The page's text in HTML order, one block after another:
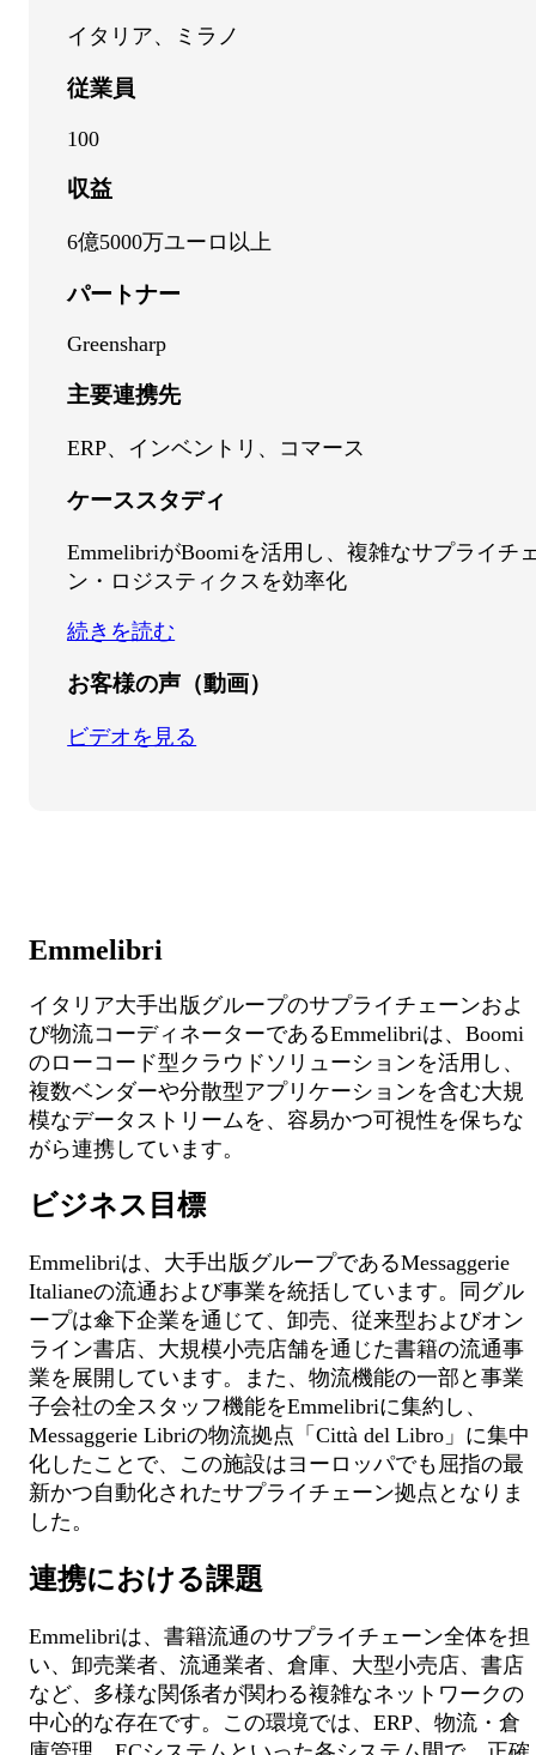
Emmelibri
イタリア大手出版グループのサプライチェーンおよ
び物流コーディネーターであるEmmelibriは、Boomi
のローコード型クラウドソリューションを活用し、
複数ベンダーや分散型アプリケーションを含む大規
模なデータストリームを、容易かつ可視性を保ちな
がら連携しています。
ビジネス目標
Emmelibriは、大手出版グループであるMessaggerie
Italianeの流通および事業を統括しています。同グル
ープは傘下企業を通じて、卸売、従来型およびオン
ライン書店、大規模小売店舗を通じた書籍の流通事
業を展開しています。また、物流機能の一部と事業
子会社の全スタッフ機能をEmmelibriに集約し、
Messaggerie Libriの物流拠点「Città del Libro」に集中
化したことで、この施設はヨーロッパでも屈指の最
新かつ自動化されたサプライチェーン拠点となりま
した。
連携における課題
Emmelibriは、書籍流通のサプライチェーン全体を担
い、卸売業者、流通業者、倉庫、大型小売店、書店
など、多様な関係者が関わる複雑なネットワークの
中心的な存在です。この環境では、ERP、物流・倉
イタリア、ミラノ
従業員
100
収益
6億5000万ユーロ以上
パートナー
Greensharp
主要連携先
ERP、インベントリ、コマース
ケーススタディ
EmmelibriがBoomiを活用し、複雑なサプライチ
ン・ロジスティクスを効率化
続きを読む
お客様の声（動画）
ビデオを見る